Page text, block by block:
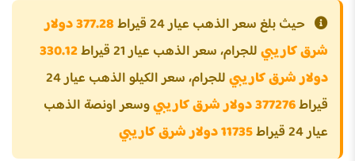
حيث بلغ سعر الذهب عيار 24 قيراط
377.28 دولار
شرق كاريبيللجرام، سعر الذهب عيار 21 قيراط
330.12
دولار شرق كاريبي
للجرام، سعر الكيلو الذهب عيار 24
قيراط377276 دولار شرق كاريبي
وسعر اونصة الذهب
عيار 24 قيراط
11735 دولار شرق كاريبي